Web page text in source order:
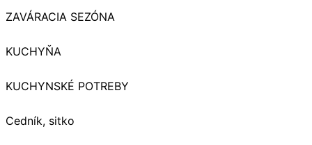
ZAVÁRACIA SEZÓNA
KUCHYŇA
KUCHYNSKÉ POTREBY
Cedník, sitko